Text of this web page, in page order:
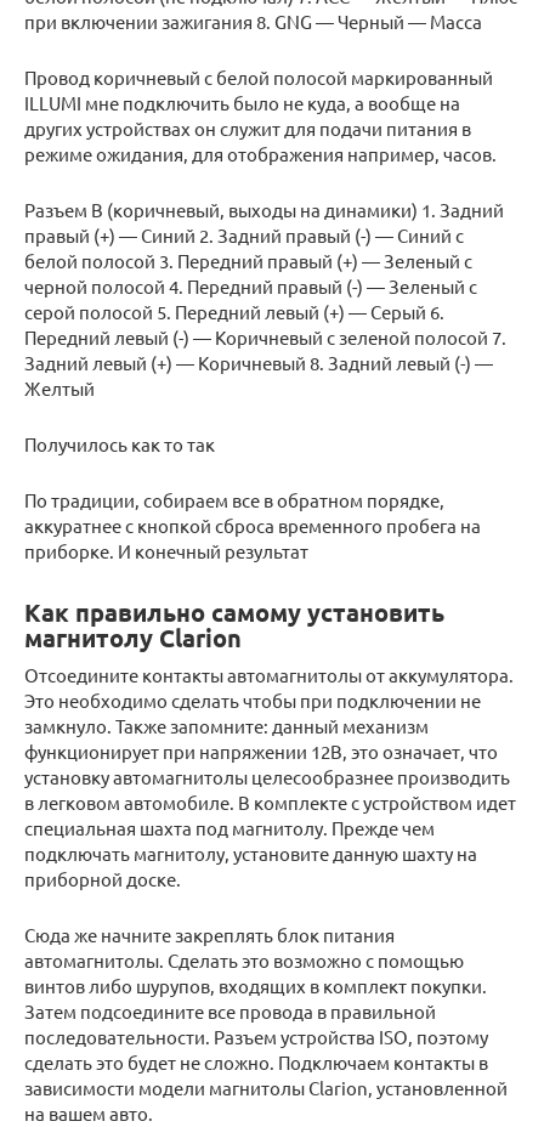
при включении зажигания 8. GNG — Черный — Масса
Провод коричневый с белой полосой маркированный
ILLUMI мне подключить было не куда, а вообще на
других устройствах он служит для подачи питания в
режиме ожидания, для отображения например, часов.
Разъем B (коричневый, выходы на динамики) 1. Задний
правый (+) — Синий 2. Задний правый (-) — Синий с
белой полосой 3. Передний правый (+) — Зеленый с
черной полосой 4. Передний правый (-) — Зеленый с
серой полосой 5. Передний левый (+) — Серый 6.
Передний левый (-) — Коричневый с зеленой полосой 7.
Задний левый (+) — Коричневый 8. Задний левый (-) —
Желтый
Получилось как то так
По традиции, собираем все в обратном порядке,
аккуратнее с кнопкой сброса временного пробега на
приборке. И конечный результат
Как правильно самому установить
магнитолу Clarion
Отсоедините контакты автомагнитолы от аккумулятора.
Это необходимо сделать чтобы при подключении не
замкнуло. Также запомните: данный механизм
функционирует при напряжении 12В, это означает, что
установку автомагнитолы целесообразнее производить
в легковом автомобиле. В комплекте с устройством идет
специальная шахта под магнитолу. Прежде чем
подключать магнитолу, установите данную шахту на
приборной доске.
Сюда же начните закреплять блок питания
автомагнитолы. Сделать это возможно с помощью
винтов либо шурупов, входящих в комплект покупки.
Затем подсоедините все провода в правильной
последовательности. Разъем устройства ISO, поэтому
сделать это будет не сложно. Подключаем контакты в
зависимости модели магнитолы Clarion, установленной
на вашем авто.